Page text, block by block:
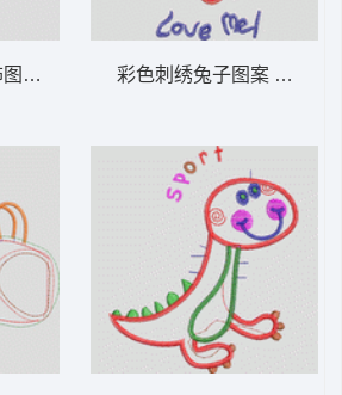
彩色刺绣文字装饰图案 卡通童装章标贴布 彩色刺绣兔子